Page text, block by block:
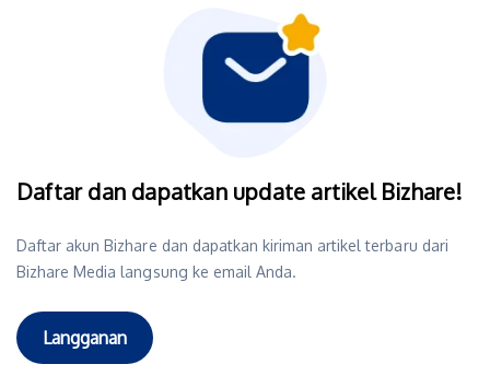
Daftar dan dapatkan update artikel Bizhare!
Daftar akun Bizhare dan dapatkan kiriman artikel terbaru dari
Bizhare Media langsung ke email Anda.
Langganan